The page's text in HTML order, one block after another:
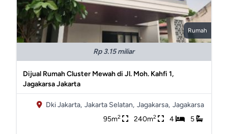
Rumah
Rp 3.15 miliar
Dijual Rumah Cluster Mewah di Jl. Moh. Kahfi 1,
Jagakarsa Jakarta
Dki Jakarta, Jakarta Selatan, Jagakarsa, Jagakarsa
95m2 240m2 4 5